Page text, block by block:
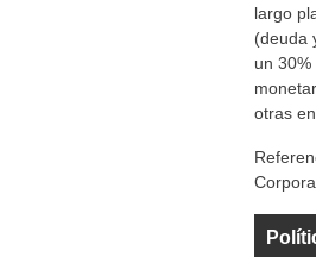
largo
(deuda
un
otras